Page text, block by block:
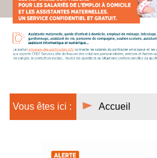
Vous êtes ici : Accueil